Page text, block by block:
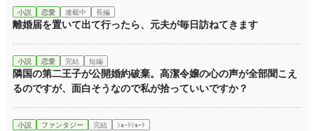
小説 恋愛 連載中 長編
離婚届を置いて出て行ったら、元夫が毎日訪ねてきます
小説 恋愛 完結 短編
隣国の第二王子が公開婚約破棄。高潔令嬢の心の声が全部聞こえ
るのですが、面白そうなので私が拾っていいですか？
小説 ファンタジー 完結 ｼｮｰﾄｼｮｰﾄ